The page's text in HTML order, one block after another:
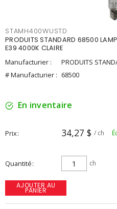
STAMH400WUSTD
PRODUITS STANDARD 68500
E39 4000K CLAIRE
Manufacturier :
PRODUITS
# Manufacturier : 68500
En inventaire
Prix 34,27 $ / ch
Quantité ch
AJOUTER AU
PANIER